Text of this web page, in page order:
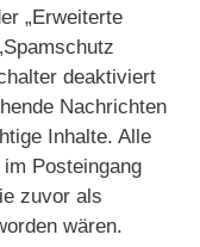
„Erweiterte
deaktiviert
Nachrichten
Inhalte. Alle
Posteingang
zuvor als
wären.